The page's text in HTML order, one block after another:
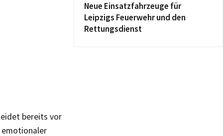
bereits vor
emotionaler
Neue Einsatzfahrzeuge für
Leipzigs Feuerwehr und den
Rettungsdienst